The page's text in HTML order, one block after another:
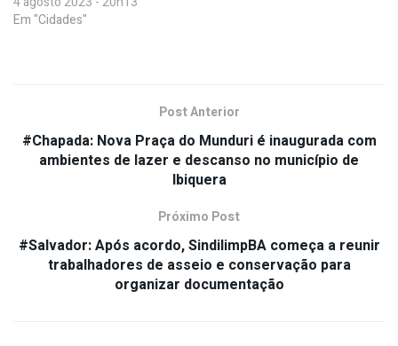
Em "Cidades"
Post Anterior
#Chapada: Nova Praça do Munduri é inaugurada com
ambientes de lazer e descanso no município de
Ibiquera
Próximo Post
#Salvador: Após acordo, SindilimpBA começa a reunir
trabalhadores de asseio e conservação para
organizar documentação